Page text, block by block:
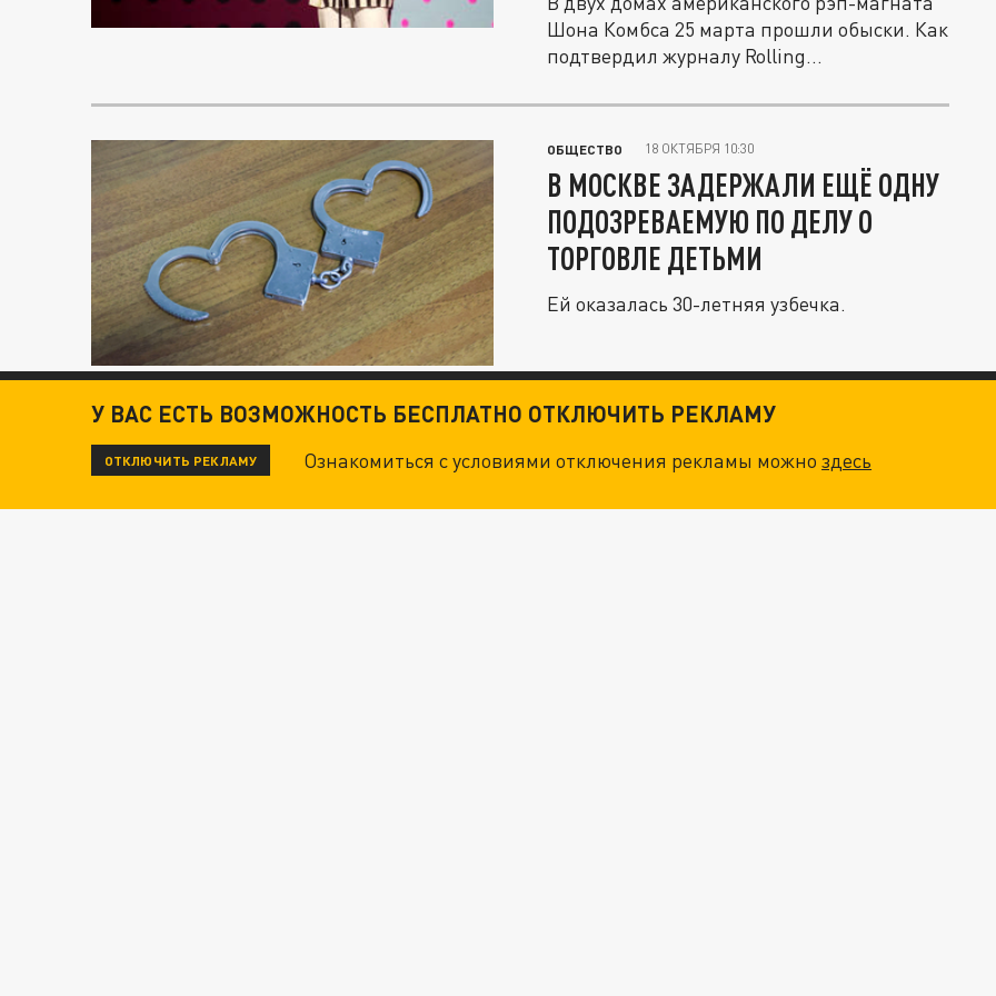
Шона Комбса 25 марта прошли обыски. Как
подтвердил журналу Rolling...
ОБЩЕСТВО 18 ОКТЯБРЯ 10:30
В МОСКВЕ ЗАДЕРЖАЛИ ЕЩЁ ОДНУ
ПОДОЗРЕВАЕМУЮ ПО ДЕЛУ О
ТОРГОВЛЕ ДЕТЬМИ
Ей оказалась 30-летняя узбечка.
У ВАС ЕСТЬ ВОЗМОЖНОСТЬ БЕСПЛАТНО ОТКЛЮЧИТЬ РЕКЛАМУ
ОТКЛЮЧИТЬ РЕКЛАМУ Ознакомиться с условиями отключения рекламы можноздесь